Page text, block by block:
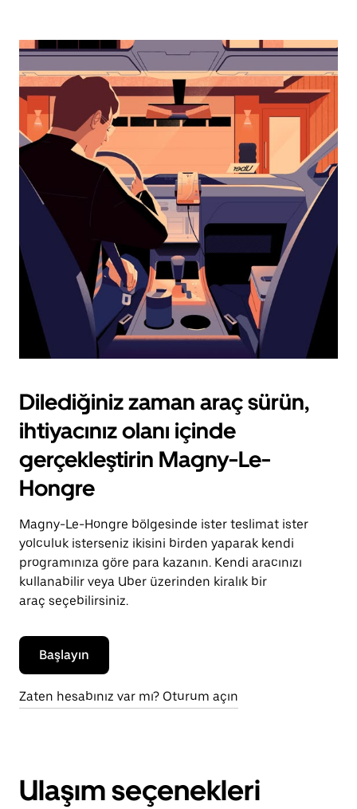
seçmek
aşağı
ok
tuşuna
basın.
Takvimi
kapatmak
için
escape
tuşuna
basın.
Dilediğiniz zaman araç sürün,
ihtiyacınız olanı içinde
gerçekleştirin Magny-Le-
Hongre
Magny-Le-Hongre bölgesinde ister teslimat ister
yolculuk isterseniz ikisini birden yaparak kendi
programınıza göre para kazanın. Kendi aracınızı
kullanabilir veya Uber üzerinden kiralık bir
araç seçebilirsiniz.
Başlayın
Zaten hesabınız var mı? Oturum açın
Ulaşım seçenekleri